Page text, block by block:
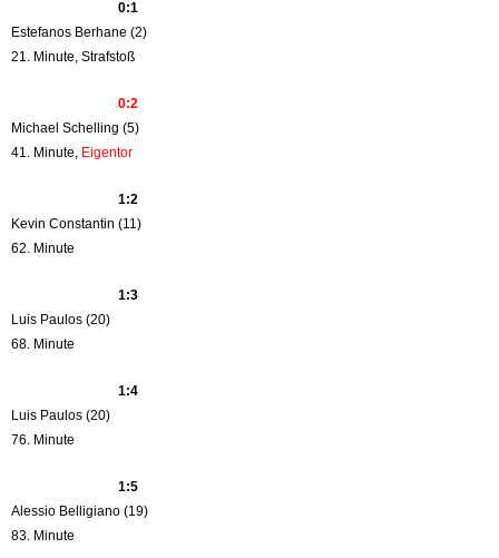
0:1
Estefanos Berhane (2)
21. Minute, Strafstoß
0:2
Michael Schelling (5)
41. Minute, Eigentor
1:2
Kevin Constantin (11)
62. Minute
1:3
Luis Paulos (20)
68. Minute
1:4
Luis Paulos (20)
76. Minute
1:5
Alessio Belligiano (19)
83. Minute